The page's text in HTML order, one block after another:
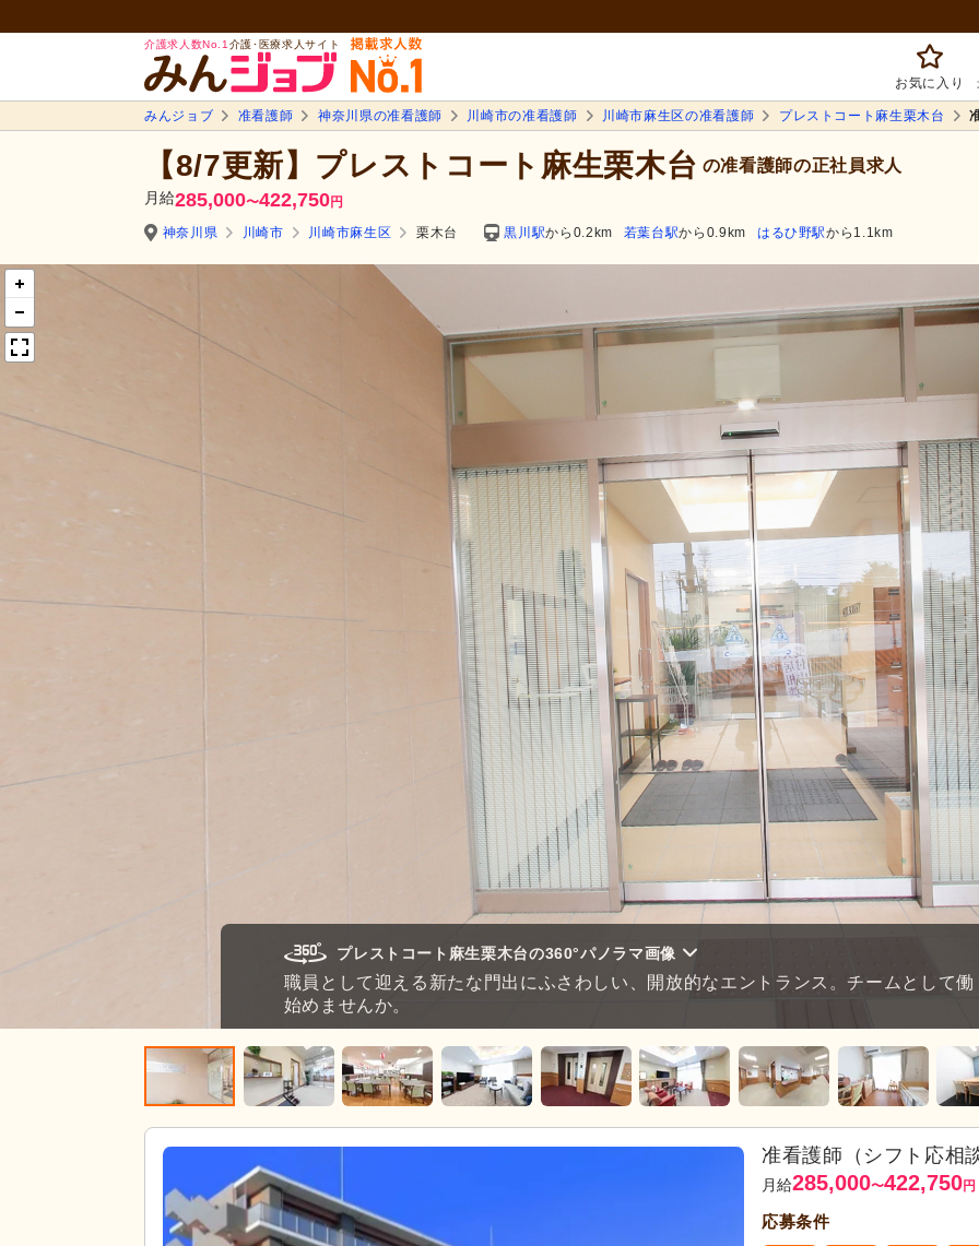
介護求人数No.1 介護･医療求人サイト
お気に入り
みんジョブ 准看護師 神奈川県の准看護師 川崎市の准看護師 川崎市麻生区の准看護師 プレストコート麻生栗木台
【8/7更新】プレストコート麻生栗木台 の准看護師の正社員求人
月給285,000〜422,750円
神奈川県 川崎市 川崎市麻生区 栗木台 黒川駅から0.2km 若葉台駅から0.9km はるひ野駅から1.1km
プレストコート麻生栗木台の360°パノラマ画像
職員として迎える新たな門出にふさわしい、開放的なエントランス。チームとして
始めませんか。
准看護師（シフト応相
月給285,000〜422,750円
応募条件